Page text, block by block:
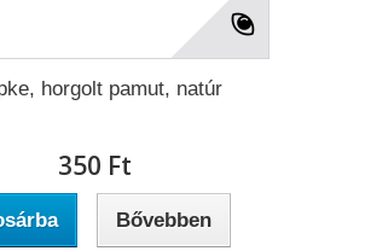
horgolt pamut, natúr
350 Ft‎
Bővebben